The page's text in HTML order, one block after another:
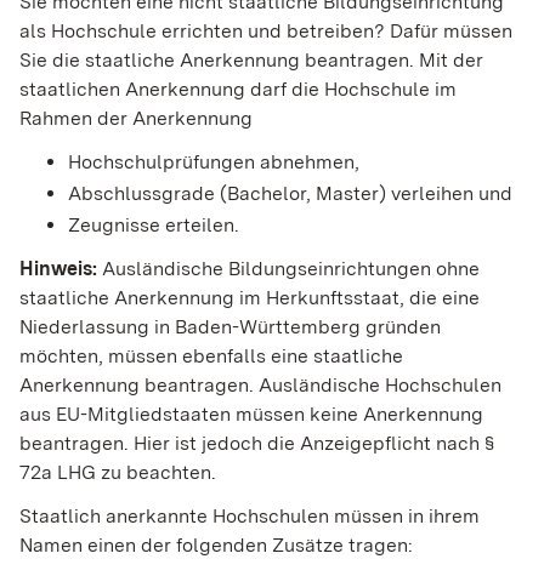
als Hochschule errichten und betreiben? Dafür müssen
Sie die staatliche Anerkennung beantragen. Mit der
staatlichen Anerkennung darf die Hochschule im
Rahmen der Anerkennung
Hochschulprüfungen abnehmen,
Abschlussgrade (Bachelor, Master) verleihen und
Zeugnisse erteilen.
Hinweis: Ausländische Bildungseinrichtungen ohne
staatliche Anerkennung im Herkunftsstaat, die eine
Niederlassung in Baden-Württemberg gründen
möchten, müssen ebenfalls eine staatliche
Anerkennung beantragen. Ausländische Hochschulen
aus EU-Mitgliedstaaten müssen keine Anerkennung
beantragen. Hier ist jedoch die Anzeigepflicht nach §
72a LHG zu beachten.
Staatlich anerkannte Hochschulen müssen in ihrem
Namen einen der folgenden Zusätze tragen: